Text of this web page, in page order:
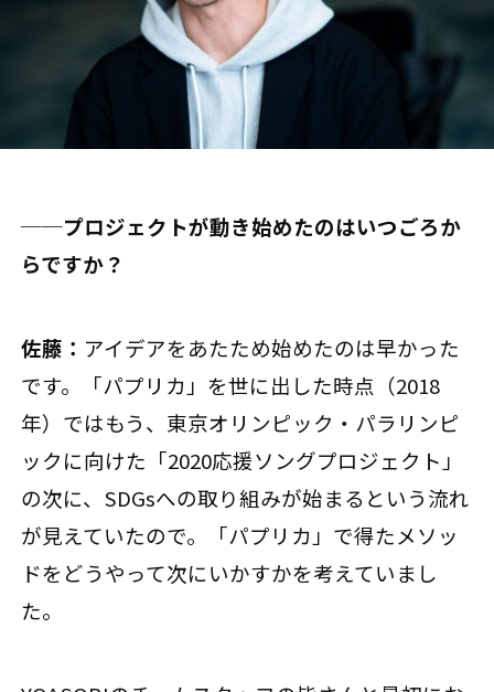
──プロジェクトが動き始めたのはいつごろか
らですか？
佐藤： アイデアをあたため始めたのは早かった
です。「パプリカ」を世に出した時点（2018
年）ではもう、東京オリンピック・パラリンピ
ックに向けた「2020応援ソングプロジェクト」
の次に、SDGsへの取り組みが始まるという流れ
が見えていたので。「パプリカ」で得たメソッ
ドをどうやって次にいかすかを考えていまし
た。